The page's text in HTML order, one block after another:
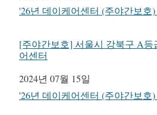
관련 항목
'26년 데이케어센터 (주야간보호
[주야간보호] 서울시 강북구 A등
어센터
일자
2024년 07월 15일
관련 항목
'26년 데이케어센터 (주야간보호